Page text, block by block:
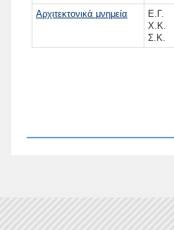
Αρχιτεκτονικά μνημεία
Ε.Γ.
Χ.Κ.
Σ.Κ.